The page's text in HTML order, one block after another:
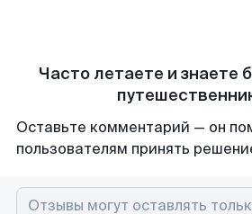
Часто летаете и знаете
Оставьте комментарий — он
пользователям принять